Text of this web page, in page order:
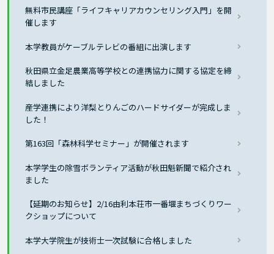
無料市民講座「ライフキャリアカウンセリング入門」を開
催します
本学教員がケーブルテレビの番組に出演します
秋田県立金足農業高等学校との連携協力に関する協定を締
結しました
産学連携により洋梨とりんごのハードサイダーが完成しま
した！
第163回「森林科学セミナー」が開催されます
本学学生の除雪ボランティア活動が秋田魁新聞で紹介され
ました
【延期のお知らせ】2/16由利本荘市一番堰まちづくりワー
クショップについて
本学大学院生が技術士一次試験に合格しました